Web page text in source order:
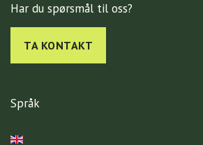
Har du spørsmål til oss?
TA KONTAKT
Språk
Velg ditt språk